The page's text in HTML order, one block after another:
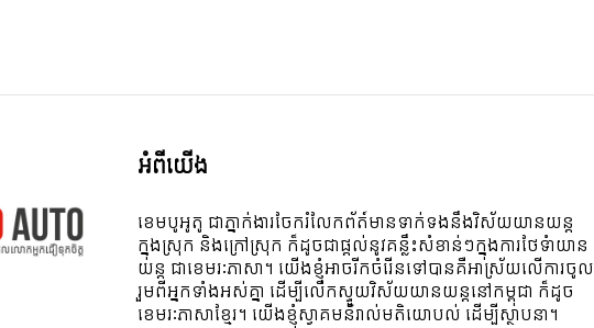
អំពី​យើង
ខេមបូអូតូ ជាភ្នាក់ងារចែករំលែកព័ត៍មានទាក់ទងនឹងវិស័យយានយន្ត
ក្នុងស្រុក និងក្រៅស្រុក ក៏ដូចជាផ្តល់នូវគន្លឹះសំខាន់ៗក្នុងការថែទំាយាន
យន្ត ជាខេមរៈភាសា។ យើងខ្ញុំអាចរីកចំរើនទៅបានគឺអាស្រ័យលើការចូល
រួមពីអ្នកទាំងអស់គ្នា ដើម្បីលើកស្ទួយវិស័យយានយន្តនៅកម្ពុជា ក៏ដូច
ខេមរៈភាសាខ្មែរ។ យើងខ្ញុំស្វាគមន៌រាល់មតិយោបល់ ដើម្បីស្ថាបនា។